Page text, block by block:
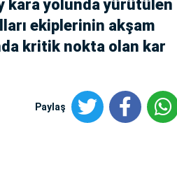
kara yolunda yürütülen
ekiplerinin akşam
kritik nokta olan kar
Paylaş